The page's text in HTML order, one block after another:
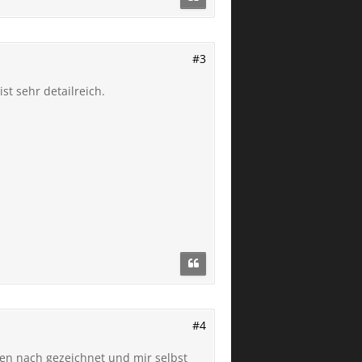
#3
sehr detailreich.
#4
nach gezeichnet und mir selbst